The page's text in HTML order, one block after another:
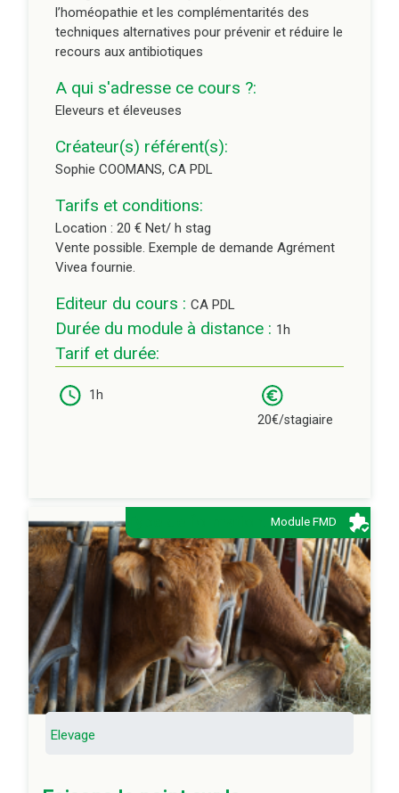
l’homéopathie et les complémentarités des
techniques alternatives pour prévenir et réduire le
recours aux antibiotiques
A qui s'adresse ce cours ?:
Eleveurs et éleveuses
Créateur(s) référent(s):
Sophie COOMANS, CA PDL
Tarifs et conditions:
Location : 20 € Net/ h stag
Vente possible. Exemple de demande Agrément
Vivea fournie.
Editeur du cours : CA PDL
Durée du module à distance : 1h
Tarif et durée:
1h
20€/stagiaire
Durée du module à distance :1h
Elevage
Module FMD
Description:
La réglementation, l’intérêt et les limites de
l’aroma phyto en élevage et quelques remèdes
naturels ayant de bons résultats
A qui s'adresse ce cours ?:
Eleveurs et éleveuses
Créateur(s) référent(s):
Sophie COOMANS, CA PDL
Tarifs et conditions: